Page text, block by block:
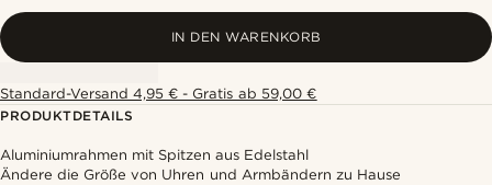
IN DEN WARENKORB
Standard-Versand 4,95 € - Gratis ab 59,00 €
PRODUKTDETAILS
Aluminiumrahmen mit Spitzen aus Edelstahl
Ändere die Größe von Uhren und Armbändern zu Hause